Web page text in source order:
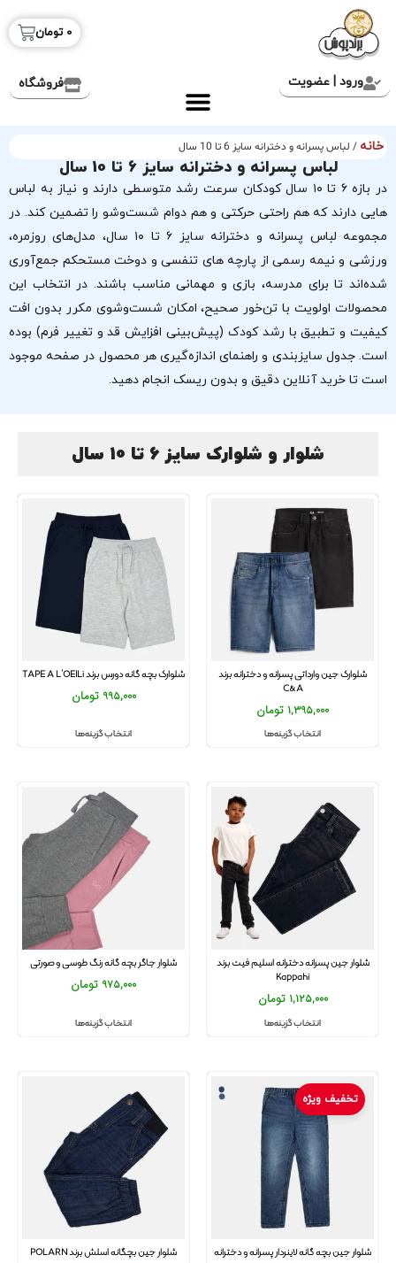
0 تومان
ورود | عضویت فروشگاه
خانه / لباس پسرانه و دخترانه سایز 6 تا 10 سال
لباس پسرانه و دخترانه سایز 6 تا 10 سال
در بازه ۶ تا ۱۰ سال کودکان سرعت رشد متوسطی دارند و نیاز به لباس
هایی دارند که هم راحتی حرکتی و هم دوام شست‌وشو را تضمین کند. در
مجموعه لباس پسرانه و دخترانه سایز ۶ تا ۱۰ سال، مدل‌های روزمره،
ورزشی و نیمه رسمی از پارچه های تنفسی و دوخت مستحکم جمع‌آوری
شده‌اند تا برای مدرسه، بازی و مهمانی مناسب باشند. در انتخاب این
محصولات اولویت با تن‌خور صحیح، امکان شست‌وشوی مکرر بدون افت
کیفیت و تطبیق با رشد کودک (پیش‌بینی افزایش قد و تغییر فرم) بوده
است. جدول سایزبندی و راهنمای اندازه‌گیری هر محصول در صفحه موجود
است تا خرید آنلاین دقیق و بدون ریسک انجام دهید.
شلوار و شلوارک سایز 6 تا 10 سال
شلوارک جین وارداتی پسرانه و دخترانه برند
C&A
1,395,000 تومان
انتخاب گزینه‌ها
شلوارک بچه گانه دورس برند TAPE A L’OEILi
995,000 تومان
انتخاب گزینه‌ها
شلوار جین پسرانه دخترانه اسلیم فیت برند
Kappahi
1,125,000 تومان
انتخاب گزینه‌ها
شلوار جاگر بچه گانه رنگ طوسی و صورتی
975,000 تومان
انتخاب گزینه‌ها
تخفیف ویژه
شلوار جین بچه گانه لاینردار پسرانه و دخترانه شلوار جین بچگانه اسلش برند POLARN